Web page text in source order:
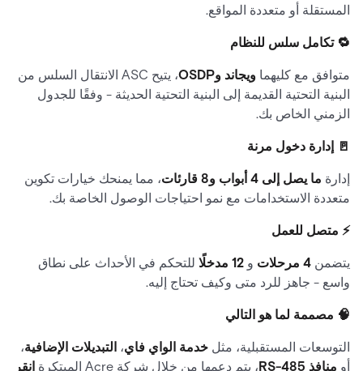
المستقلة أو متعددة المواقع.
🔁 تكامل سلس للنظام
متوافق مع كليهما ويجاند وOSDP
، يتيح ASC الانتقال السلس من
البنية التحتية القديمة إلى البنية التحتية الحديثة - وفقًا للجدول
الزمني الخاص بك.
🚪 إدارة دخول مرنة
إدارة ما يصل إلى 4 أبواب و8 قارئات
، مما يمنحك خيارات تكوين
متعددة الاستخدامات مع نمو احتياجات الوصول الخاصة بك.
⚡ متصل للعمل
يتضمن 4 مرحلات و 12 مدخلًا
للتحكم في الأحداث على نطاق
واسع - جاهز للرد متى وكيف تحتاج إليه.
🧠 مصممة لما هو التالي
التوسعات المستقبلية، مثل خدمة الواي فاي، التبديلات الإضافية،
أو منافذ RS-485 ، يتم دعمها من خلال شركة Acre المبتكرة
انقر